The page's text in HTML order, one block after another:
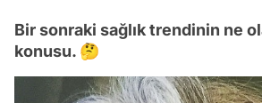
Bir sonraki sağlık trendinin ne
konusu. 🤔